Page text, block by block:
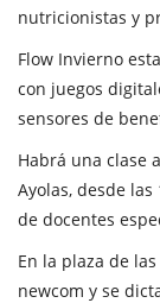
nutricionistas y
Flow Invierno
con juegos
sensores de
Habrá una clase
Ayolas, desde
de docentes
En la plaza de
newcom y se